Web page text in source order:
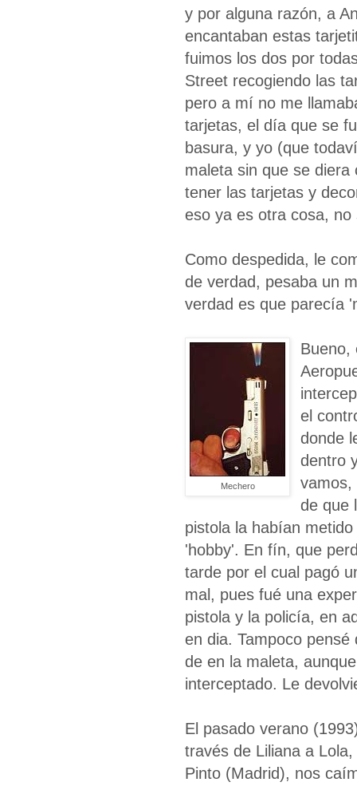
y por alguna razón, a
encantaban estas
fuimos los dos por
Street recogiendo las
pero a mí no me
tarjetas, el día que se
basura, y yo (que
maleta sin que se
tener las tarjetas y
eso ya es otra cosa, no
Como despedida, le
de verdad, pesaba un
verdad es que parecía
Mechero
Bueno,
el
donde
dentro
vamos,
de que
pistola la habían
'hobby'. En fín, que
tarde por el cual pagó
mal, pues fué una
pistola y la policía, en
en dia. Tampoco
de en la maleta,
interceptado. Le
El pasado verano
través de Liliana a
Pinto (Madrid), nos